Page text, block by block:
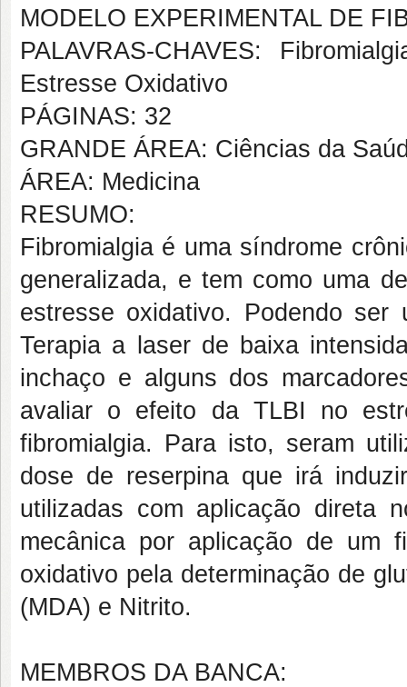
MODELO EXPERIMENTAL DE
PALAVRAS-CHAVES:
Estresse Oxidativo
PÁGINAS: 32
GRANDE ÁREA: Ciências da
ÁREA: Medicina
RESUMO:
Fibromialgia é uma síndrome
generalizada, e tem como uma
estresse oxidativo. Podendo
Terapia a laser de baixa
inchaço e alguns dos
avaliar o efeito da TLBI no
fibromialgia. Para isto, seram
dose de reserpina que irá
utilizadas com aplicação direta
mecânica por aplicação de um
oxidativo pela determinação de
(MDA) e Nitrito.
MEMBROS DA BANCA: